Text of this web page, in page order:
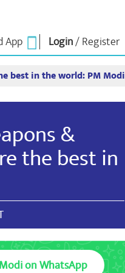
App Login/Register
वॉरियर्स
मजकूर
Photo Gallery
स्टॉलवर्ट्स
Photo Booth
best in the world: PM Modi
&
the best in
on WhatsApp